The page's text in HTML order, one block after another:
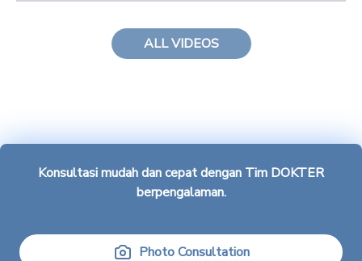
ALL VIDEOS
Konsultasi mudah dan cepat dengan Tim DOKTER
berpengalaman.
Photo Consultation